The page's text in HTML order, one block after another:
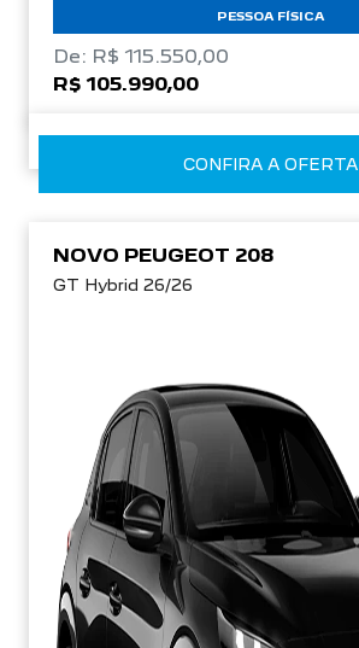
PESSOA FÍSICA
De: R$ 115.550,00
R$ 105.990,00
CONFIRA A OFERTA
NOVO PEUGEOT 208
GT Hybrid 26/26